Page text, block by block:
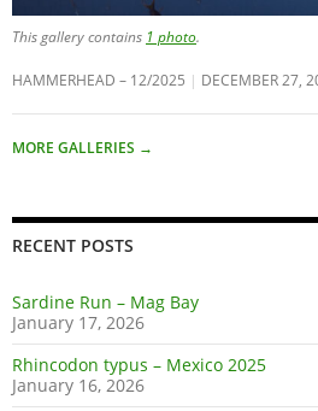
This gallery contains 1 photo.
HAMMERHEAD – 12/2025 DECEMBER 27,
MORE GALLERIES →
RECENT POSTS
Sardine Run – Mag Bay
January 17, 2026
Rhincodon typus – Mexico 2025
January 16, 2026